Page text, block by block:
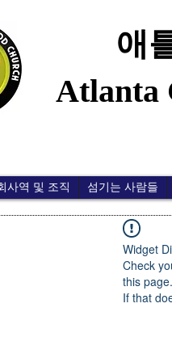
애
Atlanta
사역 및 조직 섬기는 사람들
Widget
Check
this page.
If that